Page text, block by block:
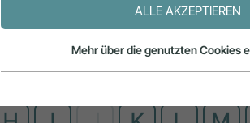
ALLE AKZEPTIEREN
Mehr über die genutzten Cookies